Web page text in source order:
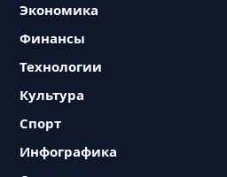
Экономика
Финансы
Технологии
Культура
Спорт
Инфографика